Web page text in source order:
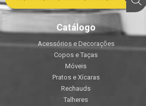
Catálogo
Acessórios e Decorações
Copos e Taças
Móveis
Pratos e Xícaras
Rechauds
Talheres